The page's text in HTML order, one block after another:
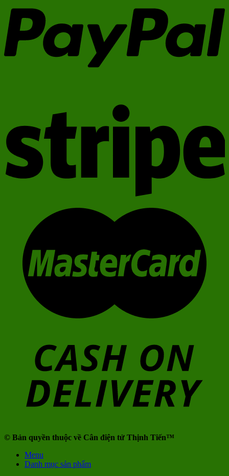
© Bản quyền thuộc về Cân điện tử Thịnh Tiến™
Menu
Danh mục sản phẩm